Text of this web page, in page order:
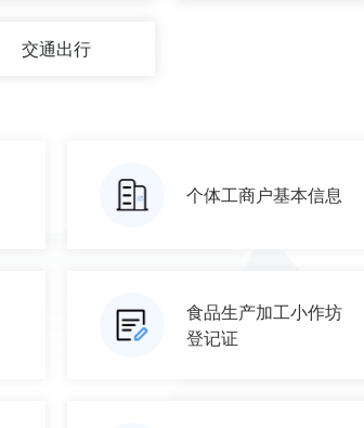
交通出行
个体工商户基本信息
食品生产加工小作坊
登记证